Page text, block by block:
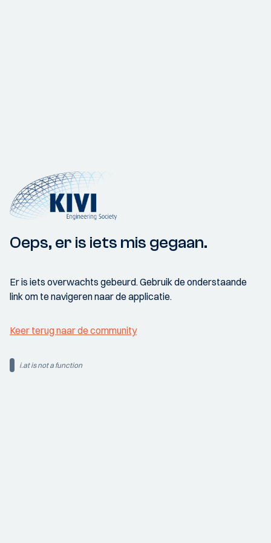
Oeps, er is iets mis gegaan.
Er is iets overwachts gebeurd. Gebruik de onderstaande
link om te navigeren naar de applicatie.
Keer terug naar de community
i.at is not a function